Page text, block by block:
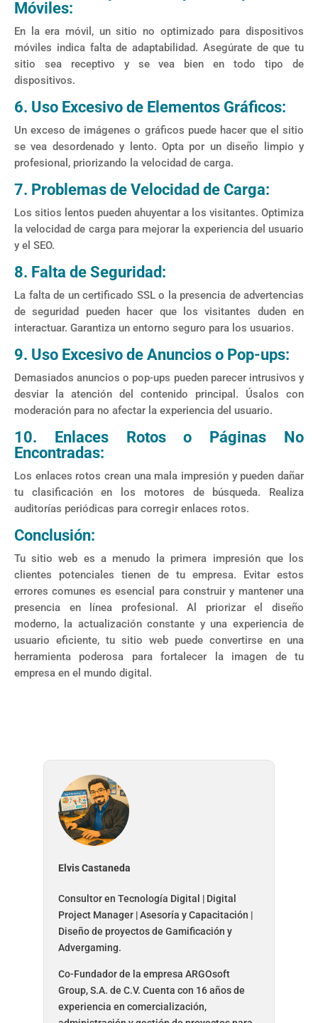
Móviles:
En la era móvil, un sitio no optimizado para dispositivos
móviles indica falta de adaptabilidad. Asegúrate de que tu
sitio sea receptivo y se vea bien en todo tipo de
dispositivos.
6. Uso Excesivo de Elementos Gráficos:
Un exceso de imágenes o gráficos puede hacer que el sitio
se vea desordenado y lento. Opta por un diseño limpio y
profesional, priorizando la velocidad de carga.
7. Problemas de Velocidad de Carga:
Los sitios lentos pueden ahuyentar a los visitantes. Optimiza
la velocidad de carga para mejorar la experiencia del usuario
y el SEO.
8. Falta de Seguridad:
La falta de un certificado SSL o la presencia de advertencias
de seguridad pueden hacer que los visitantes duden en
interactuar. Garantiza un entorno seguro para los usuarios.
9. Uso Excesivo de Anuncios o Pop-ups:
Demasiados anuncios o pop-ups pueden parecer intrusivos y
desviar la atención del contenido principal. Úsalos con
moderación para no afectar la experiencia del usuario.
10. Enlaces Rotos o Páginas No
Encontradas:
Los enlaces rotos crean una mala impresión y pueden dañar
tu clasificación en los motores de búsqueda. Realiza
auditorías periódicas para corregir enlaces rotos.
Conclusión:
Tu sitio web es a menudo la primera impresión que los
clientes potenciales tienen de tu empresa. Evitar estos
errores comunes es esencial para construir y mantener una
presencia en línea profesional. Al priorizar el diseño
moderno, la actualización constante y una experiencia de
usuario eficiente, tu sitio web puede convertirse en una
herramienta poderosa para fortalecer la imagen de tu
empresa en el mundo digital.
Elvis Castaneda
Consultor en Tecnología Digital | Digital
Project Manager | Asesoría y Capacitación |
Diseño de proyectos de Gamificación y
Advergaming.
Co-Fundador de la empresa ARGOsoft
Group, S.A. de C.V. Cuenta con 16 años de
experiencia en comercialización,